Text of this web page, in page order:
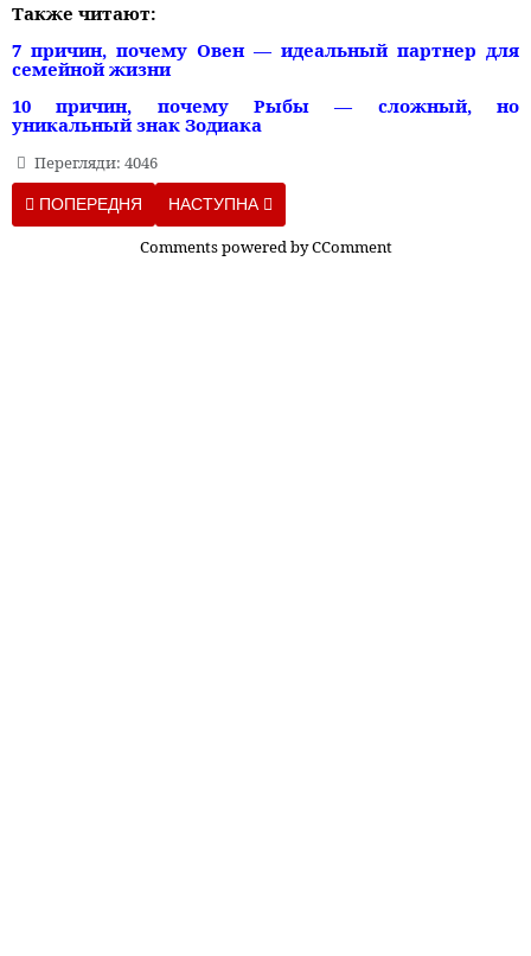
Также читают:
7 причин, почему Овен — идеальный партнер для
семейной жизни
10 причин, почему Рыбы — сложный, но
уникальный знак Зодиака
Перегляди: 4046
ПОПЕРЕДНЯ СТАТТЯ: НЕВЕРОЯТНО, НО ФАКТ: НАУЧНЫЙ
ПОПЕРЕДНЯ НАСТУПНА СТАТТЯ: КОФЕ И ЗНАКИ
НАСТУПНА
Comments powered byCComment